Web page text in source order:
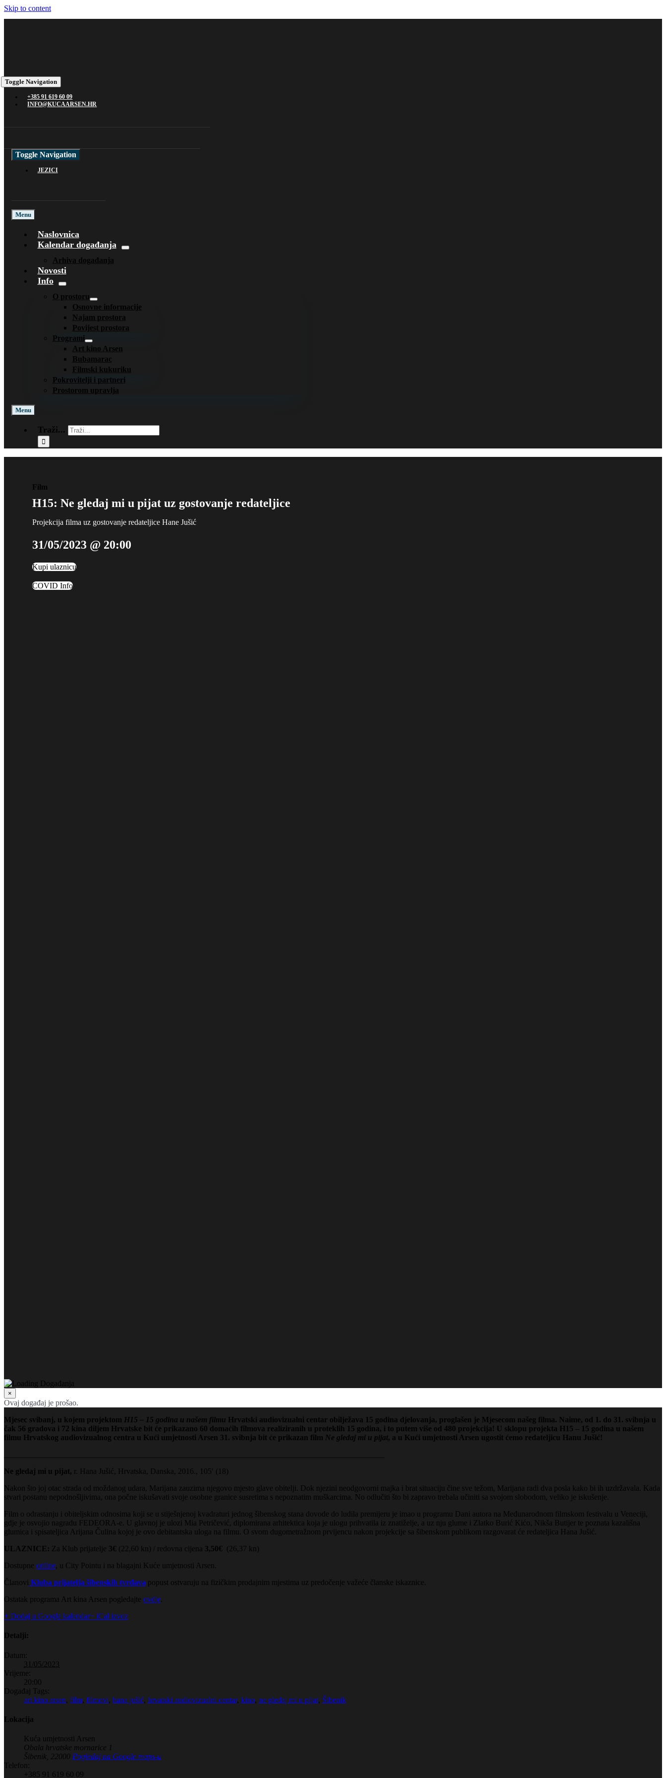
Skip to content
Toggle Navigation
+385 91 619 60 09
INFO@KUCAARSEN.HR
Toggle Navigation
JEZICI
Menu
Naslovnica
Kalendar događanja
Arhiva događanja
Novosti
Info
O prostoru
Osnovne informacije
Najam prostora
Povijest prostora
Programi
Art kino Arsen
Bubamarac
Filmski kukuriku
Pokrovitelji i partneri
Prostorom upravlja
Menu
Traži...
Film
H15: Ne gledaj mi u pijat uz gostovanje redateljice
Projekcija filma uz gostovanje redateljice Hane Jušić
31/05/2023 @ 20:00
Kupi ulaznicu
COVID Info
×
Ovaj događaj je prošao.
Mjesec svibanj, u kojem projektom H15 – 15 godina u našem filmu Hrvatski audiovizualni centar obilježava 15 godina djelovanja, proglašen je Mjesecom našeg filma. Naime, od 1. do 31. svibnja u
čak 56 gradova i 72 kina diljem Hrvatske bit će prikazano 60 domaćih filmova realiziranih u proteklih 15 godina, i to putem više od 480 projekcija! U sklopu projekta H15 – 15 godina u našem
filmu Hrvatskog audiovizualnog centra u Kući umjetnosti Arsen 31. svibnja bit će prikazan film Ne gledaj mi u pijat, a u Kući umjetnosti Arsen ugostit ćemo redateljicu Hanu Jušić!
Ne gledaj mi u pijat, r. Hana Jušić, Hrvatska, Danska, 2016., 105′ (18)
Nakon što joj otac strada od moždanog udara, Marijana zauzima njegovo mjesto glave obitelji. Dok njezini neodgovorni majka i brat situaciju čine sve težom, Marijana radi dva posla kako bi ih uzdržavala. Kada
stvari postanu nepodnošljivima, ona počne iskušavati svoje osobne granice susretima s nepoznatim muškarcima. No odlučiti što bi zapravo trebala učiniti sa svojom slobodom, veliko je iskušenje.
Film o odrastanju i obiteljskim odnosima koji se u stiješnjenoj kvadraturi jednog šibenskog stana dovode do ludila premijeru je imao u programu Dani autora na Međunarodnom filmskom festivalu u Veneciji,
gdje je osvojio nagradu FEDEORA-e. U glavnoj je ulozi Mia Petričević, diplomirana arhitektica koja je ulogu prihvatila iz znatiželje, a uz nju glume i Zlatko Burić Kićo, Nikša Butijer te poznata kazališna
glumica i spisateljica Arijana Čulina kojoj je ovo debitantska uloga na filmu. O svom dugometražnom prvijencu nakon projekcije sa šibenskom publikom razgovarat će redateljica Hana Jušić.
ULAZNICE: Za Klub prijatelje 3€ (22,60 kn) / redovna cijena 3,50€ (26,37 kn)
Dostupne online, u City Pointu i na blagajni Kuće umjetnosti Arsen.
Članovi Kluba prijatelja šibenskih tvrđava popust ostvaruju na fizičkim prodajnim mjestima uz predočenje važeće članske iskaznice.
Ostatak programa Art kina Arsen pogledajte ovdje
+ Dodaj u Google kalendar+ iCal izvoz
Detalji:
Datum:
31/05/2023
Vrijeme:
20:00
Događaj Tags:
art kino arsen, film, filmovi, hana jušić, hrvatski audiovizualni centar, kino, ne gledaj mi u pijat, Šibenik
Lokacija
Kuća umjetnosti Arsen
Obala hrvatske mornarice 1
Šibenik
22000 Pogledaj na Google maps-u
Telefon:
+385 91 619 60 09